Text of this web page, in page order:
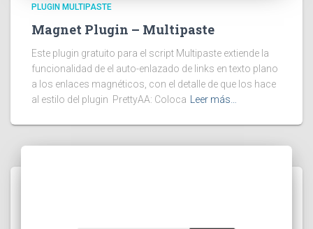
PLUGIN MULTIPASTE
Magnet Plugin – Multipaste
Este plugin gratuito para el script Multipaste extiende la
funcionalidad de el auto-enlazado de links en texto plano
a los enlaces magnéticos, con el detalle de que los hace
al estilo del plugin PrettyAA: Coloca
Leer más…